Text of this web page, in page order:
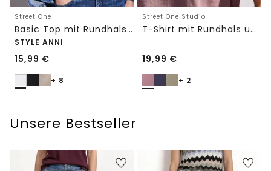
Street One
Basic Top mit Rundhals in Unifarbe
STYLE ANNI
15,99 €
+ 8
Street One Studio
T-Shirt mit Rundhals und Embroidery-Detail
19,99 €
+ 2
Unsere Bestseller